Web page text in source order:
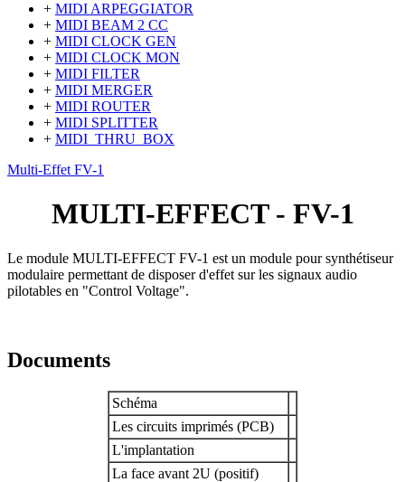
+ MIDI ARPEGGIATOR
+ MIDI BEAM 2 CC
+ MIDI CLOCK GEN
+ MIDI CLOCK MON
+ MIDI FILTER
+ MIDI MERGER
+ MIDI ROUTER
+ MIDI SPLITTER
+ MIDI_THRU_BOX
Multi-Effet FV-1
MULTI-EFFECT - FV-1
Le module MULTI-EFFECT FV-1 est un module pour synthétiseur
modulaire permettant de disposer d'effet sur les signaux audio
pilotables en "Control Voltage".
Documents
Schéma
Les circuits imprimés (PCB)
L'implantation
La face avant 2U (positif)